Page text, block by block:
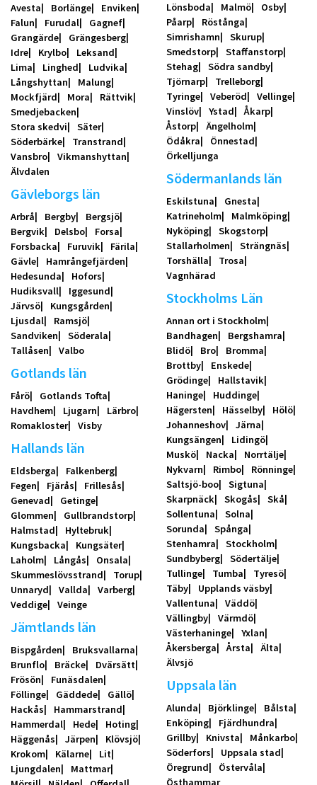
Avesta Borlänge
Enviken
Falun
Furudal
Gagnef
Grangärde
Grängesberg
Idre
Krylbo
Leksand
Lima
Linghed
Ludvika
Långshyttan
Malung
Mockfjärd
Mora
Rättvik
Smedjebacken
Stora skedvi
Säter
Söderbärke
Transtrand
Vansbro
Vikmanshyttan
Älvdalen
Gävleborgs län
Arbrå Bergby
Bergsjö
Bergvik
Delsbo
Forsa
Forsbacka
Furuvik
Färila
Gävle
Hamrångefjärden
Hedesunda
Hofors
Hudiksvall
Iggesund
Järvsö
Kungsgården
Ljusdal
Ramsjö
Sandviken
Söderala
Tallåsen
Valbo
Gotlands län
Fårö
Gotlands Tofta
Havdhem
Ljugarn
Lärbro
Romakloster
Visby
Hallands län
Eldsberga
Falkenberg
Fegen
Fjärås
Frillesås
Genevad
Getinge
Glommen
Gullbrandstorp
Halmstad
Hyltebruk
Kungsbacka
Kungsäter
Laholm
Långås
Onsala
Skummeslövsstrand
Torup
Unnaryd
Vallda
Varberg
Veddige
Veinge
Jämtlands län
Bispgården
Bruksvallarna
Brunflo
Bräcke
Dvärsätt
Frösön
Funäsdalen
Föllinge
Gäddede
Gällö
Hackås
Hammarstrand
Hammerdal
Hede
Hoting
Häggenås
Järpen
Klövsjö
Krokom
Kälarne
Lit
Ljungdalen
Mattmar
Lönsboda
Malmö
Osby
Påarp
Röstånga
Simrishamn
Skurup
Smedstorp
Staffanstorp
Stehag
Södra sandby
Tjörnarp
Trelleborg
Tyringe
Veberöd
Vellinge
Vinslöv
Ystad
Åkarp
Åstorp
Ängelholm
Ödåkra
Önnestad
Örkelljunga
Södermanlands län
Eskilstuna
Gnesta
Katrineholm
Malmköping
Nyköping
Skogstorp
Stallarholmen
Strängnäs
Torshälla
Trosa
Vagnhärad
Stockholms Län
Annan ort i Stockholm
Bandhagen
Bergshamra
Blidö
Bro
Bromma
Brottby
Enskede
Grödinge
Hallstavik
Haninge
Huddinge
Hägersten
Hässelby
Hölö
Johanneshov
Järna
Kungsängen
Lidingö
Muskö
Nacka
Norrtälje
Nykvarn
Rimbo
Rönninge
Saltsjö-boo
Sigtuna
Skarpnäck
Skogås
Skå
Sollentuna
Solna
Sorunda
Spånga
Stenhamra
Stockholm
Sundbyberg
Södertälje
Tullinge
Tumba
Tyresö
Täby
Upplands väsby
Vallentuna
Väddö
Vällingby
Värmdö
Västerhaninge
Yxlan
Åkersberga
Årsta
Älta
Älvsjö
Uppsala län
Alunda Björklinge
Bålsta
Enköping
Fjärdhundra
Grillby
Knivsta
Månkarbo
Söderfors
Uppsala stad
Öregrund
Östervåla